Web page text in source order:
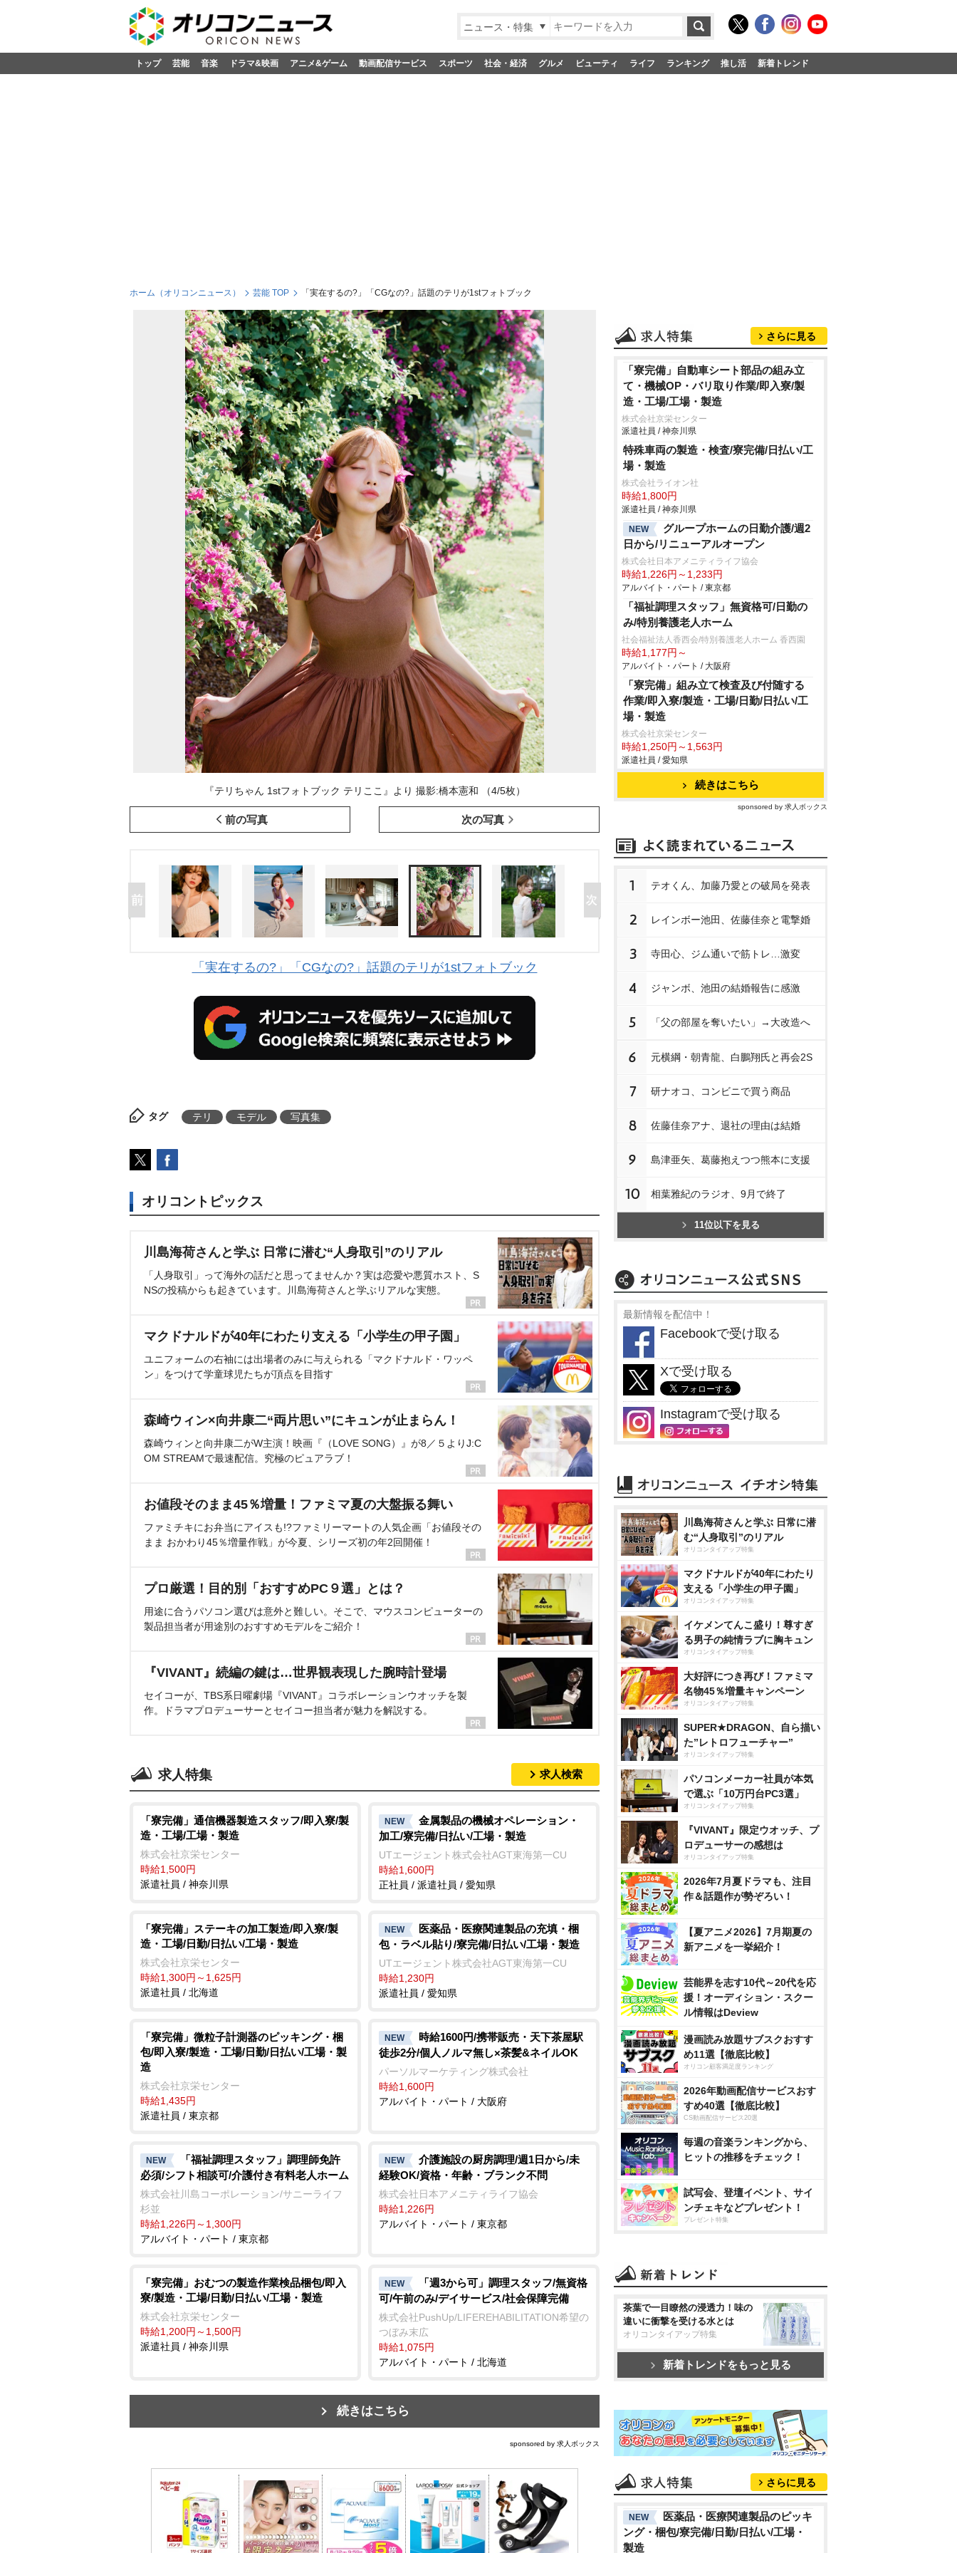
ニュース・特集
トップ 芸能 音楽 ドラマ&映画 アニメ&ゲーム 動画配信サービス スポーツ 社会・経済 グルメ ビューティ ライフ ランキング 推し活 新着トレンド
ホーム（オリコンニュース） 芸能 TOP 「実在するの?」「CGなの?」話題のテリが1stフォトブック
『テリちゃん 1stフォトブック テリここ』より 撮影:橋本憲和 （4/5枚）
前の写真 次の写真
「実在するの?」「CGなの?」話題のテリが1stフォトブック
タグ テリ モデル 写真集
オリコントピックス
川島海荷さんと学ぶ 日常に潜む“人身取引”のリアル
「人身取引」って海外の話だと思ってませんか？実は恋愛や悪質ホスト、S
NSの投稿からも起きています。川島海荷さんと学ぶリアルな実態。
マクドナルドが40年にわたり支える「小学生の甲子園」
ユニフォームの右袖には出場者のみに与えられる「マクドナルド・ワッペ
ン」をつけて学童球児たちが頂点を目指す
森崎ウィン×向井康二“両片思い”にキュンが止まらん！
森崎ウィンと向井康二がW主演！映画『（LOVE SONG）』が8／５よりJ:C
OM STREAMで最速配信。究極のピュアラブ！
お値段そのまま45％増量！ファミマ夏の大盤振る舞い
ファミチキにお弁当にアイスも!?ファミリーマートの人気企画「お値段その
まま おかわり45％増量作戦」が今夏、シリーズ初の年2回開催！
プロ厳選！目的別「おすすめPC９選」とは？
用途に合うパソコン選びは意外と難しい。そこで、マウスコンピューターの
製品担当者が用途別のおすすめモデルをご紹介！
『VIVANT』続編の鍵は…世界観表現した腕時計登場
セイコーが、TBS系日曜劇場『VIVANT』コラボレーションウオッチを製
作。ドラマプロデューサーとセイコー担当者が魅力を解説する。
求人特集 求人検索
「寮完備」通信機器製造スタッフ/即入寮/製
造・工場/工場・製造
株式会社京栄センター
時給1,500円
派遣社員 / 神奈川県
NEW
金属製品の機械オペレーション・
加工/寮完備/日払い/工場・製造
UTエージェント株式会社AGT東海第一CU
時給1,600円
正社員 / 派遣社員 / 愛知県
「寮完備」ステーキの加工製造/即入寮/製
造・工場/日勤/日払い/工場・製造
株式会社京栄センター
時給1,300円～1,625円
派遣社員 / 北海道
NEW
医薬品・医療関連製品の充填・梱
包・ラベル貼り/寮完備/日払い/工場・製造
UTエージェント株式会社AGT東海第一CU
時給1,230円
派遣社員 / 愛知県
「寮完備」微粒子計測器のピッキング・梱
包/即入寮/製造・工場/日勤/日払い/工場・製
造
株式会社京栄センター
時給1,435円
派遣社員 / 東京都
NEW
時給1600円/携帯販売・天下茶屋駅
徒歩2分/個人ノルマ無し×茶髪&ネイルOK
パーソルマーケティング株式会社
時給1,600円
アルバイト・パート / 大阪府
NEW
「福祉調理スタッフ」調理師免許
必須/シフト相談可/介護付き有料老人ホーム
株式会社川島コーポレーション/サニーライフ
杉並
時給1,226円～1,300円
アルバイト・パート / 東京都
NEW
介護施設の厨房調理/週1日から/未
経験OK/資格・年齢・ブランク不問
株式会社日本アメニティライフ協会
時給1,226円
アルバイト・パート / 東京都
「寮完備」おむつの製造作業検品梱包/即入
寮/製造・工場/日勤/日払い/工場・製造
株式会社京栄センター
時給1,200円～1,500円
派遣社員 / 神奈川県
NEW
「週3から可」調理スタッフ/無資格
可/午前のみ/デイサービス/社会保障完備
株式会社PushUp/LIFEREHABILITATION希望の
つぼみ末広
時給1,075円
アルバイト・パート / 北海道
続きはこちら
sponsored by 求人ボックス
さらに見る
「寮完備」自動車シート部品の組み立
て・機械OP・バリ取り作業/即入寮/製
造・工場/工場・製造
株式会社京栄センター
派遣社員 / 神奈川県
特殊車両の製造・検査/寮完備/日払い/工
場・製造
株式会社ライオン社
時給1,800円
派遣社員 / 神奈川県
NEW
グループホームの日勤介護/週2
日から/リニューアルオープン
株式会社日本アメニティライフ協会
時給1,226円～1,233円
アルバイト・パート / 東京都
「福祉調理スタッフ」無資格可/日勤の
み/特別養護老人ホーム
社会福祉法人香西会/特別養護老人ホーム 香西園
時給1,177円～
アルバイト・パート / 大阪府
「寮完備」組み立て検査及び付随する
作業/即入寮/製造・工場/日勤/日払い/工
場・製造
株式会社京栄センター
時給1,250円～1,563円
派遣社員 / 愛知県
続きはこちら
sponsored by 求人ボックス
1 テオくん、加藤乃愛との破局を発表
2 レインボー池田、佐藤佳奈と電撃婚
3 寺田心、ジム通いで筋トレ…激変
4 ジャンボ、池田の結婚報告に感激
5 「父の部屋を奪いたい」→大改造へ
6 元横綱・朝青龍、白鵬翔氏と再会2S
7 研ナオコ、コンビニで買う商品
8 佐藤佳奈アナ、退社の理由は結婚
9 島津亜矢、葛藤抱えつつ熊本に支援
10 相葉雅紀のラジオ、9月で終了
11位以下を見る
最新情報を配信中！
Facebookで受け取る
Xで受け取る
Instagramで受け取る
川島海荷さんと学ぶ 日常に潜
む“人身取引”のリアル
オリコンタイアップ特集
マクドナルドが40年にわたり
支える「小学生の甲子園」
オリコンタイアップ特集
イケメンてんこ盛り！尊すぎ
る男子の純情ラブに胸キュン
オリコンタイアップ特集
大好評につき再び！ファミマ
名物45％増量キャンペーン
オリコンタイアップ特集
SUPER★DRAGON、自ら描い
た”レトロフューチャー”
オリコンタイアップ特集
パソコンメーカー社員が本気
で選ぶ「10万円台PC3選」
オリコンタイアップ特集
『VIVANT』限定ウオッチ、プ
ロデューサーの感想は
オリコンタイアップ特集
2026年7月夏ドラマも、注目
作＆話題作が勢ぞろい！
【夏アニメ2026】7月期夏の
新アニメを一挙紹介！
芸能界を志す10代～20代を応
援！オーディション・スクー
ル情報はDeview
漫画読み放題サブスクおすす
め11選【徹底比較】
オリコン顧客満足度ランキング
2026年動画配信サービスおす
すめ40選【徹底比較】
CS動画配信サービス20選
毎週の音楽ランキングから、
ヒットの推移をチェック！
試写会、登壇イベント、サイ
ンチェキなどプレゼント！
プレゼント特集
茶葉で一目瞭然の浸透力！味の
違いに衝撃を受ける水とは
オリコンタイアップ特集
新着トレンドをもっと見る
さらに見る
NEW
医薬品・医療関連製品のピッキ
ング・梱包/寮完備/日勤/日払い/工場・
製造